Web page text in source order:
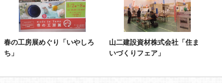
春の工房展めぐり「いやしろ
ち」
山二建設資材株式会社「住ま
いづくりフェア」